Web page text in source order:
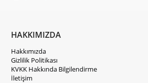
HAKKIMIZDA
Hakkımızda
Gizlilik Politikası
KVKK Hakkında Bilgilendirme
İletişim